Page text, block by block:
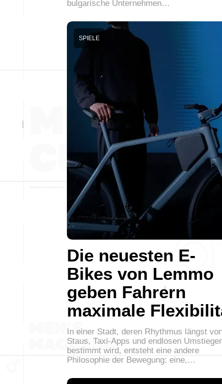
bulgarische Unternehmen…
Die neuesten E-
Bikes von Lemmo
geben Fahrern
maximale
SPIELE
In einer Stadt, deren Rhythmus längst
Staus, Taxi-Apps und endlosen
bestimmt wird, entsteht eine andere
Philosophie der Bewegung: eine,…